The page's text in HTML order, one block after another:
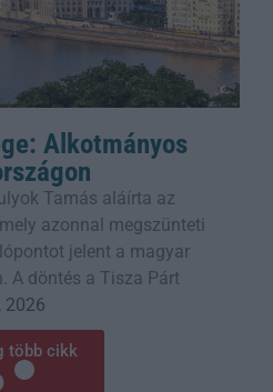
Alkotmányos
Tamás aláírta az
azonnal megszünteti
jelent a magyar
A döntés a Tisza Párt
2026
több cikk